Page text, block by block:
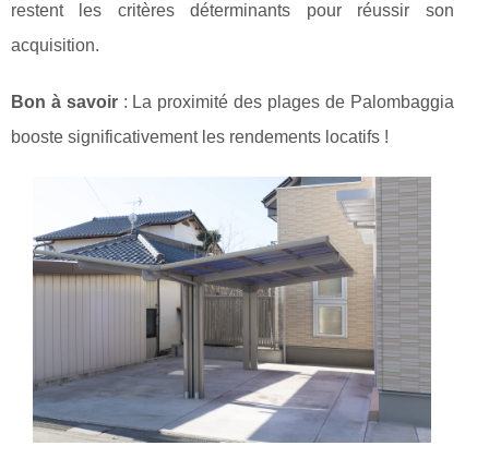
restent les critères déterminants pour réussir son
acquisition.
Bon à savoir: La proximité des plages de Palombaggia
booste significativement les rendements locatifs !